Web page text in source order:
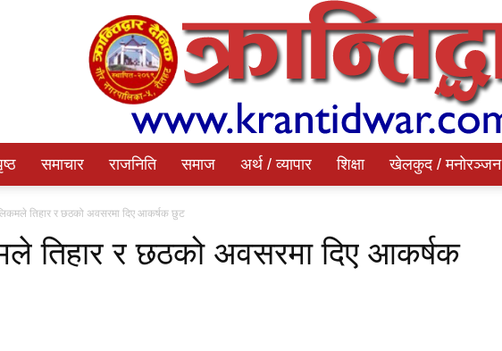
समाचार राजनिति समाज अर्थ / व्यापार शिक्षा खेलकुद / मनोरञ्जन
तिहार र छठको अवसरमा दिए आकर्षक छुट
तिहार र छठको अवसरमा दिए आकर्षक